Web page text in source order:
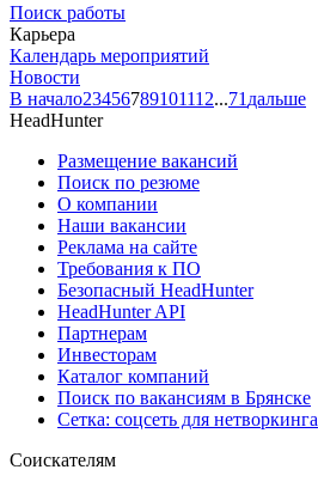
Поиск работы
Карьера
Календарь мероприятий
Новости
В начало23456789101112...71 дальше
HeadHunter
Размещение вакансий
Поиск по резюме
О компании
Наши вакансии
Реклама на сайте
Требования к ПО
Безопасный HeadHunter
HeadHunter API
Партнерам
Инвесторам
Каталог компаний
Поиск по вакансиям в Брянске
Сетка: соцсеть для нетворкинга
Соискателям